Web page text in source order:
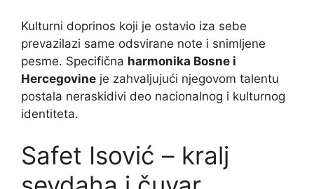
Kulturni doprinos koji je ostavio iza sebe
prevazilazi same odsvirane note i snimljene
pesme. Specifična harmonika Bosne i
Hercegovine je zahvaljujući njegovom talentu
postala neraskidivi deo nacionalnog i kulturnog
identiteta.
Safet Isović – kralj